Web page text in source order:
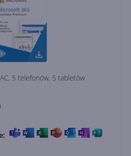
5 telefonów, 5 tabletów